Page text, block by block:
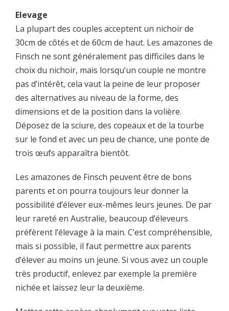
Elevage
La plupart des couples acceptent un nichoir de
30cm de côtés et de 60cm de haut. Les amazones de
Finsch ne sont généralement pas difficiles dans le
choix du nichoir, mais lorsqu’un couple ne montre
pas d’intérêt, cela vaut la peine de leur proposer
des alternatives au niveau de la forme, des
dimensions et de la position dans la volière.
Déposez de la sciure, des copeaux et de la tourbe
sur le fond et avec un peu de chance, une ponte de
trois œufs apparaîtra bientôt.
Les amazones de Finsch peuvent être de bons
parents et on pourra toujours leur donner la
possibilité d’élever eux-mêmes leurs jeunes. De par
leur rareté en Australie, beaucoup d’éleveurs
préfèrent l’élevage à la main. C’est compréhensible,
mais si possible, il faut permettre aux parents
d’élever au moins un jeune. Si vous avez un couple
très productif, enlevez par exemple la première
nichée et laissez leur la deuxième.